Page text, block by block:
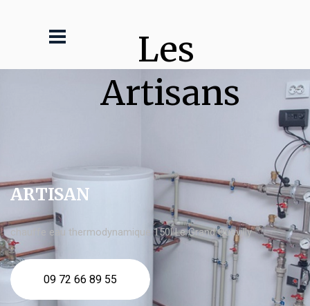
Les
Artisans
ARTISAN
chauffe eau thermodynamique 150l Le Grand Quevilly
09 72 66 89 55